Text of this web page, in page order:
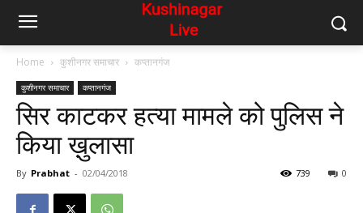
Home कुशीनगर समाचार कप्तानगंज
कुशीनगर समाचार कप्तानगंज
सिर काटकर हत्या मामले को पुलिस ने
किया ख़ुलासा
By Prabhat - 02/04/2018 0
739